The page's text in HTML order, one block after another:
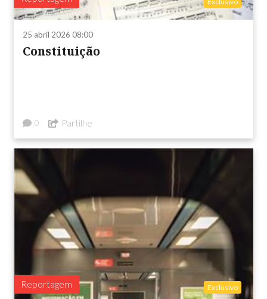
25 abril 2026 08:00
Constituição
0 Partilhe
Reportagem Exclusivo